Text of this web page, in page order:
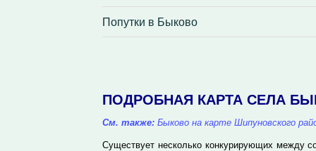
Попутки в Быково
ПОДРОБНАЯ КАРТА СЕЛА
См. также: Быково на карте Шипуновского
Существует несколько конкурирующих между